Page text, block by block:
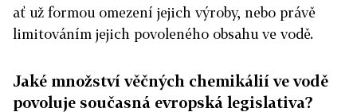
ať už formou omezení jejich výroby, nebo právě
limitováním jejich povoleného obsahu ve vodě.
Jaké množství věčných chemikálií ve vodě
povoluje současná evropská legislativa?